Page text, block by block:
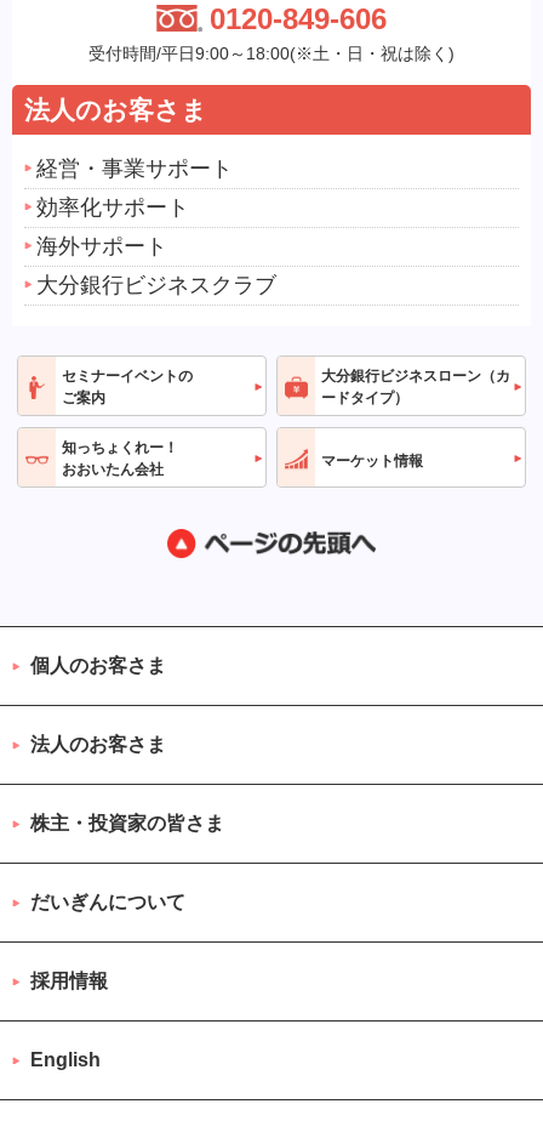
0120-849-606
受付時間/平日9:00～18:00(※土・日・祝は除く)
法人のお客さま
経営・事業サポート
効率化サポート
海外サポート
大分銀行ビジネスクラブ
セミナーイベントの
ご案内
大分銀行ビジネスローン（カ
ードタイプ）
知っちょくれー！
おおいたん会社
マーケット情報
個人のお客さま
法人のお客さま
株主・投資家の皆さま
だいぎんについて
採用情報
English